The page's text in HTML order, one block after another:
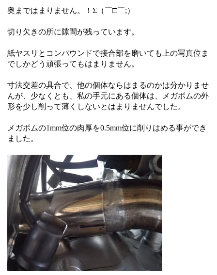
奥まではまりません。！Σ（￣□￣;）
切り欠きの所に隙間が残っています。
紙ヤスリとコンパウンドで接合部を磨いても上の写真位ま
でしかどう頑張ってもはまりません。
寸法交差の具合で、他の個体ならはまるのかは分かりませ
んが、少なくとも、私の手元にある個体は、メガボムの外
形を少し削って薄くしないとはまりませんでした。
メガボムの1mm位の肉厚を0.5mm位に削りはめる事ができ
ました。